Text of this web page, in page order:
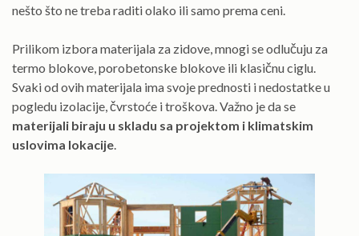
nešto što ne treba raditi olako ili samo prema ceni.
Prilikom izbora materijala za zidove, mnogi se odlučuju za
termo blokove, porobetonske blokove ili klasičnu ciglu.
Svaki od ovih materijala ima svoje prednosti i nedostatke u
pogledu izolacije, čvrstoće i troškova. Važno je da se
materijali biraju u skladu sa projektom i klimatskim
uslovima lokacije.